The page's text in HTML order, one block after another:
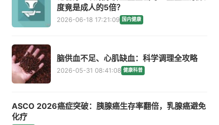
度竟是成人的5倍？
2026-06-18 17:21:09 国内健康
脑供血不足、心肌缺血：科学调理全攻略
2026-05-31 08:41:08 健康科普
ASCO 2026癌症突破：胰腺癌生存率翻倍，乳腺癌避免
化疗